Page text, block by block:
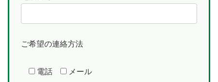
ご希望の連絡方法
電話 メール